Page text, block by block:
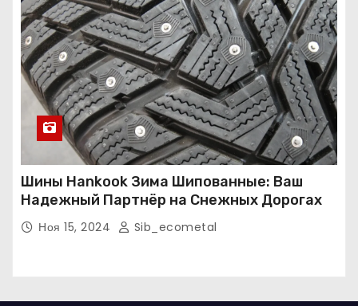
Шины Hankook Зима Шипованные: Ваш
Надежный Партнёр на Снежных Дорогах
Ноя 15, 2024 Sib_ecometal